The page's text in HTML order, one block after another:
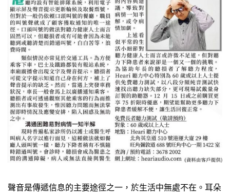
聲音是傳遞信息的主要途徑之一，於生活中無處不在。耳朵